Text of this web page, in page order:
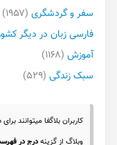
سفر و گردشگری (۱۹۵۷)
فارسی زبان در دیگر
آموزش (۱۱۶۸)
سبک زندگی (۵۲۹)
کاربران بلاگفا میتوانند
وبلاگ از گزینهدرج در